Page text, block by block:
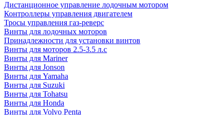
Дистанционное управление лодочным мотором
Контроллеры управления двигателем
Тросы управления газ-реверс
Винты для лодочных моторов
Принадлежности для установки винтов
Винты для моторов 2.5-3.5 л.с
Винты для Mariner
Винты для Jonson
Винты для Yamaha
Винты для Suzuki
Винты для Tohatsu
Винты для Honda
Винты для Volvo Penta